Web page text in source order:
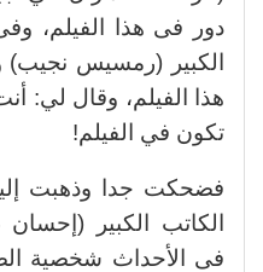
دور فى هذا الفيلم،
الكبير (رمسيس
هذا الفيلم، وقال لي:
تكون في الفيلم!
فضحكت جدا وذهبت
الكاتب الكبير
فى الأحداث شخصية